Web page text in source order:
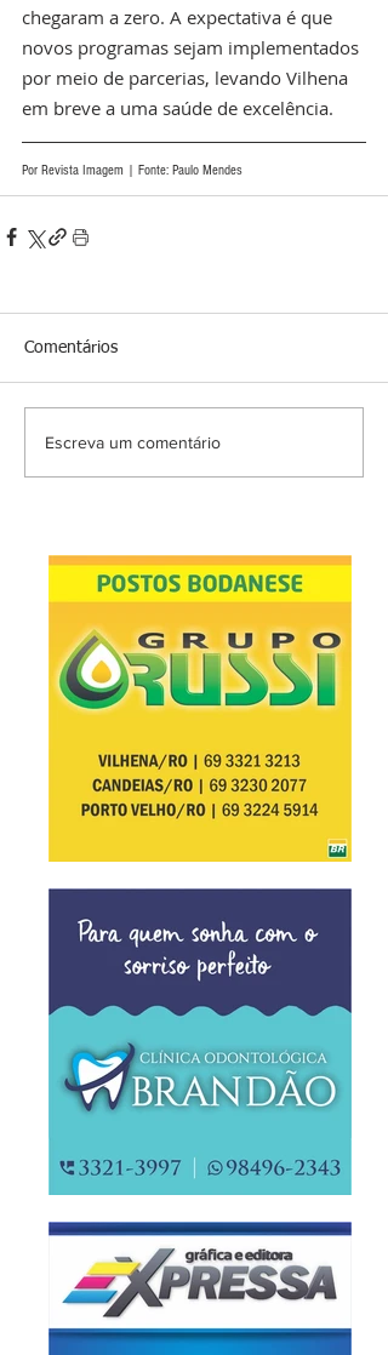
chegaram a zero. A expectativa é que
novos programas sejam implementados
por meio de parcerias, levando Vilhena
em breve a uma saúde de excelência.
Por Revista Imagem | Fonte: Paulo Mendes
Comentários
Escreva um comentário